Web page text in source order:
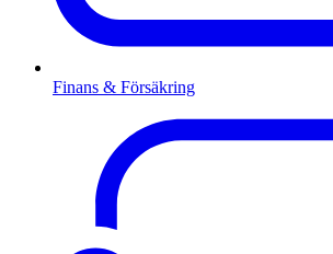
Finans & Försäkring